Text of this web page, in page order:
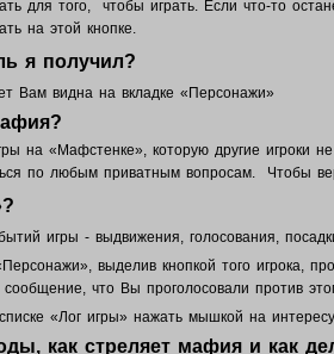
для того, чтобы играть. Если что-то
на этой кнопке.
я получил?
Вам видна на вкладке «Персонажи»
на «Мафстенке», которую другие игроки
по любым приватным вопросам. Чтобы
игры - выдвижения, голосования,
выделив кнопкой того игрока,
что Вы проголосовали против
«Лог игры» нажать мышкой на
как стреляет мафия и как